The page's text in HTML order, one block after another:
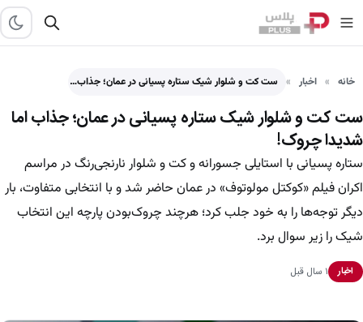
خانه اخبار ست کت و شلوار شیک ستاره پسیانی در عمان؛ جذاب…
ست کت و شلوار شیک ستاره پسیانی در عمان؛ جذاب اما
شدیدا چروک!
ستاره پسیانی با استایلی جسورانه و کت و شلوار نارنجی‌رنگ در مراسم
اکران فیلم «کوکتل مولوتوف» در عمان حاضر شد و با انتخابی متفاوت، بار
دیگر توجه‌ها را به خود جلب کرد؛ هرچند چروک‌بودن پارچه این انتخاب
شیک را زیر سوال برد.
اخبار ۱ سال قبل